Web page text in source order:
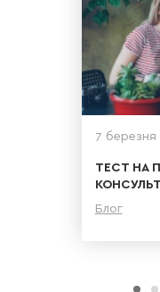
7 березня
ТЕСТ НА
Блог